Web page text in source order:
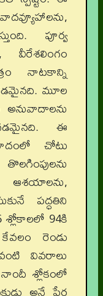
పూర్వ
వీరేశలింగం
నాటకాన్ని
మూల
అనువాదాలను
ఈ
చోటు
తొలగింపులను
ఆశయాలను,
పద్ధతిని
94కి
రెండు
వివరాలు
శ్లోకంలో